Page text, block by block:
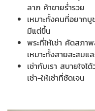
ลาภ ค้าขายร่ำรวย
เหมาะทั้งคนที่อยาก
มีแต่ขึ้น
พระที่ให้เช่า คัดสภ
เหมาะทั้งสายสะสมแ
เช่ากับเรา สบายใจ
เช่า-ให้เช่าที่ชัดเจน